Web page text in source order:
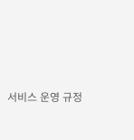
서비스 운영 규정